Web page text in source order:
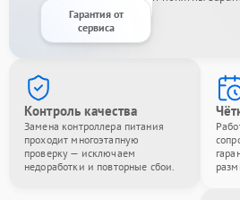
Гарантия от
сервиса
Контроль качества
Замена контроллера питания
проходит многоэтапную
проверку — исключаем
недоработки и повторные сбои.